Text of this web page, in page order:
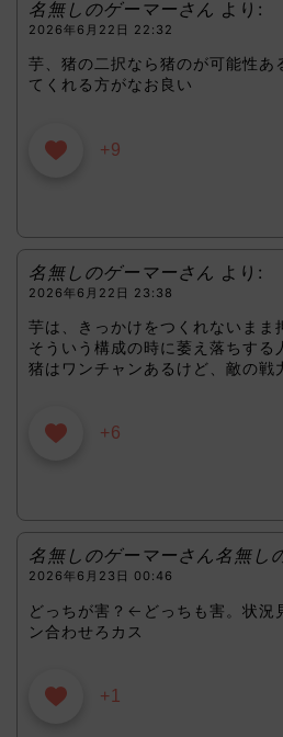
名無しのゲーマーさん より:
2026年6月22日 22:32
芋、猪の二択なら猪のが可能性あ
てくれる方がなお良い
+9
名無しのゲーマーさん より:
2026年6月22日 23:38
芋は、きっかけをつくれないまま
そういう構成の時に萎え落ちする
猪はワンチャンあるけど、敵の戦
+6
名無しのゲーマーさん名無し
2026年6月23日 00:46
どっちが害？←どっちも害。状況
ン合わせろカス
+1